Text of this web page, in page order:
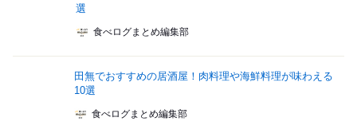
選
食べログまとめ編集部
田無でおすすめの居酒屋！肉料理や海鮮料理が味わえる
10選
食べログまとめ編集部